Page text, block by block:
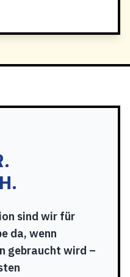
sind wir für
da, wenn
gebraucht wird –